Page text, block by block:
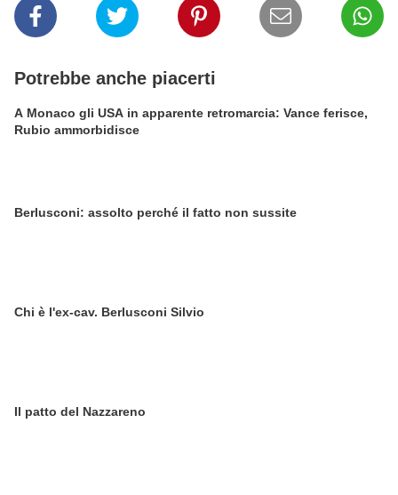
Potrebbe anche piacerti
A Monaco gli USA in apparente retromarcia: Vance ferisce,
Rubio ammorbidisce
Berlusconi: assolto perché il fatto non sussite
Chi è l'ex-cav. Berlusconi Silvio
Il patto del Nazzareno